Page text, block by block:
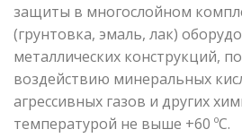
защиты в многослойном
(грунтовка, эмаль, лак)
металлических конструкций,
воздействию минеральных
агрессивных газов и других
температурой не выше +60 ºС.